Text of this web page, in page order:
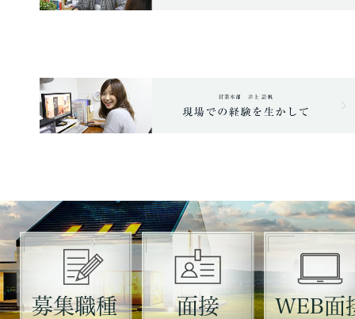
募集職種 面接 WEB面